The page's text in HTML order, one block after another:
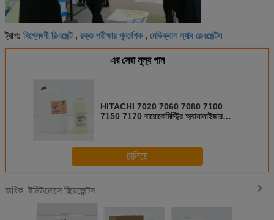
ট্যাগ: বিশ্লেষণী রিএজেন্ট , রক্ত ​​পরীক্ষার পুনর্বেগক, মেডিক্যাল ল্যাব রেএজেন্টস
এর সেরা মূল্য পান
HITACHI 7020 7060 7080 7100
7150 7170 বায়োকেমিস্ট্রি অ্যানালাইজার
চালিয়ে
অধিক ইমিউনোসে রিয়েজেন্টস